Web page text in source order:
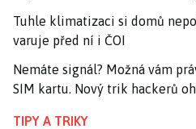
Tuhle klimatizaci si domů
varuje před ní i ČOI
Nemáte signál? Možná vám
SIM kartu. Nový trik hackerů
TIPY A TRIKY